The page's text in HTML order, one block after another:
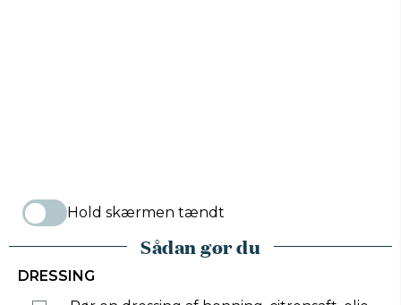
Hold skærmen tændt
Sådan gør du
DRESSING